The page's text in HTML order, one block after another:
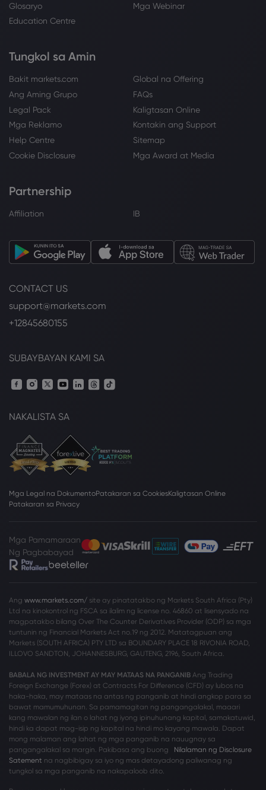
Glosaryo
Mga Webinar
Education Centre
Tungkol sa Amin
Bakit markets.com
Global na Offering
Ang Aming Grupo
FAQs
Legal Pack
Kaligtasan Online
Mga Reklamo
Kontakin ang Support
Help Centre
Sitemap
Cookie Disclosure
Mga Award at Media
Partnership
Affiliation IB
CONTACT US
support@markets.com
+12845680155
SUBAYBAYAN KAMI SA
NAKALISTA SA
Mga Legal na DokumentoPatakaran sa CookiesKaligtasan Online
Patakaran sa Privacy
Mga Pamamaraan
Ng Pagbabayad
Ang www.markets.com/ site ay pinatatakbo ng Markets South Africa (Pty)
Ltd na kinokontrol ng FSCA sa ilalim ng license no. 46860 at lisensyado na
magpatakbo bilang Over The Counter Derivatives Provider (ODP) sa mga
tuntunin ng Financial Markets Act no.19 ng 2012. Matatagpuan ang
Markets (SOUTH AFRICA) PTY LTD sa BOUNDARY PLACE 18 RIVONIA ROAD,
ILLOVO SANDTON, JOHANNESBURG, GAUTENG, 2196, South Africa.
BABALA NG INVESTMENT AY MAY MATAAS NA PANGANIB Ang Trading
Foreign Exchange (Forex) at Contracts For Difference (CFD) ay lubos na
haka-haka, may mataas na antas ng panganib at hindi angkop para sa
bawat mamumuhunan. Sa pamamagitan ng pangangalakal, maaari
kang mawalan ng ilan o lahat ng iyong ipinuhunang kapital, samakatuwid,
hindi ka dapat mag-isip ng kapital na hindi mo kayang mawala. Dapat
mong malaman ang lahat ng mga panganib na nauugnay sa
pangangalakal sa margin. Pakibasa ang buong
Nilalaman ng Disclosure
Satement na nagbibigay sa iyo ng mas detayadong paliwanag ng
tungkol sa mga panganib na nakapaloob dito.